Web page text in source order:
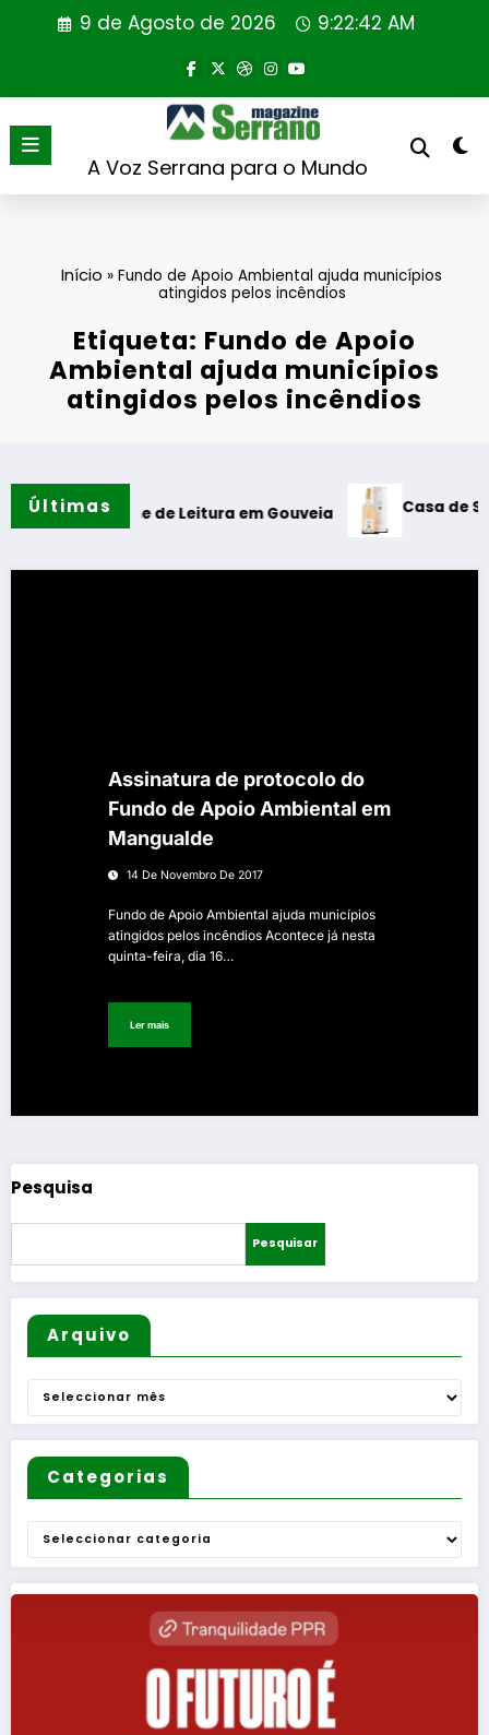
9 de Agosto de 2026 9:22:42 AM
A Voz Serrana para o Mundo
Início »Fundo de Apoio Ambiental ajuda municípios
atingidos pelos incêndios
Etiqueta: Fundo de Apoio
Ambiental ajuda municípios
atingidos pelos incêndios
Últimas
Cabine de Leitura em Gouveia Casa de Santar
Assinatura de protocolo do
Fundo de Apoio Ambiental em
Mangualde
14 De Novembro De 2017
Fundo de Apoio Ambiental ajuda municípios
atingidos pelos incêndios Acontece já nesta
quinta-feira, dia 16…
Ler mais
Pesquisa
Pesquisar
Arquivo
Arquivo
Categorias
Categorias